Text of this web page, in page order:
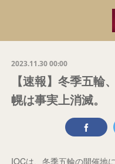
2023.11.30 00:00
【速報】冬季五輪
幌は事実上消滅。
IOCは、冬季五輪の開催地